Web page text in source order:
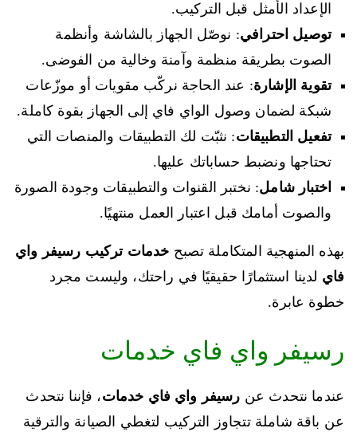
الإعداد الأمثل قبل التركيب.
توصيل احترافي: نوصّل الجهاز بالشاشة وأنظمة
الصوت بطريقة منظمة وآمنة وخالية من الفوضى.
تقوية الإشارة: عند الحاجة نركّب مقويات أو موزّعات
شبكة لضمان وصول الواي فاي إلى الجهاز بقوة كاملة.
تفعيل التطبيقات: نثبّت لك التطبيقات والمنصات التي
تحتاجها ونضبط حساباتك عليها.
اختبار شامل: نختبر القنوات والتطبيقات وجودة الصورة
والصوت أمامك قبل اعتبار العمل منتهيًا.
بهذه المنهجية المتكاملة تصبح خدمات تركيب رسيفر واي
فاي لدينا استثمارًا حقيقيًا في راحتك، وليست مجرد
خطوة عابرة.
رسيفر واي فاي خدمات
عندما نتحدث عن رسيفر واي فاي خدمات، فإننا نتحدث
عن باقة شاملة تتجاوز التركيب لتغطي الصيانة والترقية